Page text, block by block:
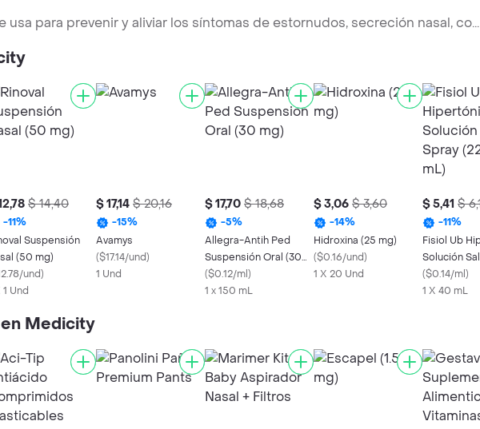
usa para prevenir y aliviar los síntomas de estornudos, secreción nasal, co...
$ 14,40
-11%
Suspensión
(50 mg)
und)
1 Und
$ 17,14 $ 20,16
-15%
Avamys
($17.14/und)
1 Und
$ 17,70 $ 18,68
-5%
Allegra-Antih Ped
Suspensión Oral (30
mg)
($0.12/ml)
1 x 150 mL
$ 3,06 $ 3,60
-14%
Hidroxina (25 mg)
($0.16/und)
1 X 20 Und
$ 5,41 $
-11%
Fisiol Ub
Solución
(22 mg / mL)
($0.14/ml)
1 X 40 mL
Medicity